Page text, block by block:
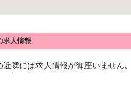
人情報
近隣には求人情報が御座いません